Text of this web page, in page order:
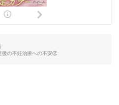
後の不妊治療への不安②